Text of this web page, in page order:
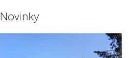
Novinky